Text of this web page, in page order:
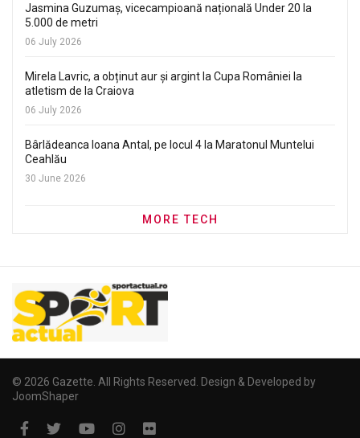
Jasmina Guzumaș, vicecampioană națională Under 20 la
5.000 de metri
06 July 2026
Mirela Lavric, a obținut aur și argint la Cupa României la
atletism de la Craiova
06 July 2026
Bârlădeanca Ioana Antal, pe locul 4 la Maratonul Muntelui
Ceahlău
30 June 2026
MORE TECH
© 2026 Gazette. All Rights Reserved. Design & Developed by
JoomShaper